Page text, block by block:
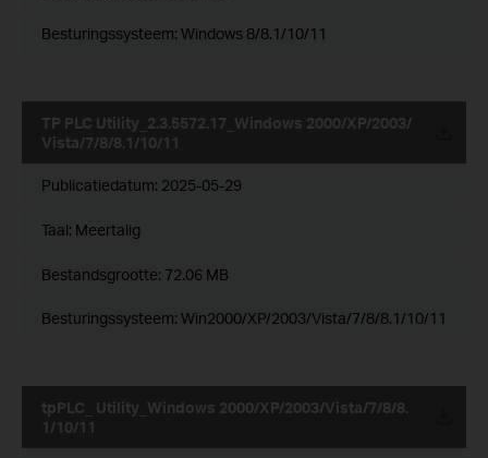
Besturingssysteem: Windows 8/8.1/10/11
TP PLC Utility_2.3.5572.17_Windows 2000/XP/2003/
Vista/7/8/8.1/10/11
Publicatiedatum: 2025-05-29
Taal: Meertalig
Bestandsgrootte: 72.06 MB
Besturingssysteem: Win2000/XP/2003/Vista/7/8/8.1/10/11
tpPLC_ Utility_Windows 2000/XP/2003/Vista/7/8/8.
1/10/11